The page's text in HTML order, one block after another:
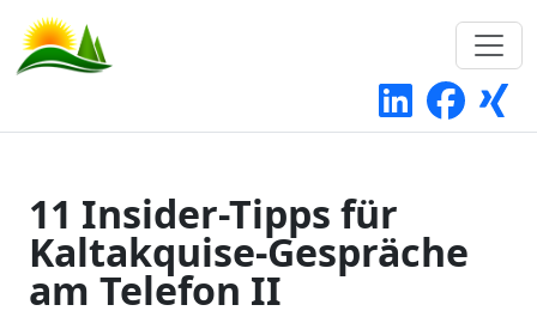
11 Insider-Tipps für
Kaltakquise-Gespräche
am Telefon II